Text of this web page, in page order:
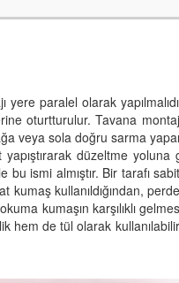
paralel olarak
oturtturulur. Tavana
veya sola doğru sarma
düzeltme yoluna
ismi almıştır. Bir tarafı
kullanıldığından,
kumaşın karşılıklı
hem de tül olarak